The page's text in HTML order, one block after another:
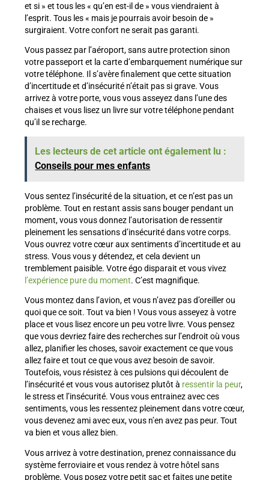
et si » et tous les « qu’en est-il de » vous viendraient à
l’esprit. Tous les « mais je pourrais avoir besoin de »
surgiraient. Votre confort ne serait pas garanti.
Vous passez par l’aéroport, sans autre protection sinon
votre passeport et la carte d’embarquement numérique sur
votre téléphone. Il s’avère finalement que cette situation
d’incertitude et d’insécurité n’était pas si grave. Vous
arrivez à votre porte, vous vous asseyez dans l’une des
chaises et vous lisez un livre sur votre téléphone pendant
qu’il se recharge.
Les lecteurs de cet article ont également lu :
Conseils pour mes enfants
Vous sentez l’insécurité de la situation, et ce n’est pas un
problème. Tout en restant assis sans bouger pendant un
moment, vous vous donnez l’autorisation de ressentir
pleinement les sensations d’insécurité dans votre corps.
Vous ouvrez votre cœur aux sentiments d’incertitude et au
stress. Vous vous y détendez, et cela devient un
tremblement paisible. Votre égo disparait et vous vivez
l’expérience pure du moment. C’est magnifique.
Vous montez dans l’avion, et vous n’avez pas d’oreiller ou
quoi que ce soit. Tout va bien ! Vous vous asseyez à votre
place et vous lisez encore un peu votre livre. Vous pensez
que vous devriez faire des recherches sur l’endroit où vous
allez, planifier les choses, savoir exactement ce que vous
allez faire et tout ce que vous avez besoin de savoir.
Toutefois, vous résistez à ces pulsions qui découlent de
l’insécurité et vous vous autorisez plutôt à ressentir la peur,
le stress et l’insécurité. Vous vous entrainez avec ces
sentiments, vous les ressentez pleinement dans votre cœur,
vous devenez ami avec eux, vous n’en avez pas peur. Tout
va bien et vous allez bien.
Vous arrivez à votre destination, prenez connaissance du
système ferroviaire et vous rendez à votre hôtel sans
problème. Vous posez votre petit sac et faites une petite